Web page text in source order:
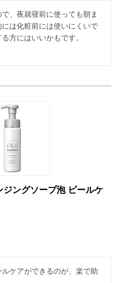
、夜就寝前に使っても朝ま
は化粧前には使いにくいで
方にはいいかもです。
ングソープ泡 ピールケ
ケアができるのが、楽で助